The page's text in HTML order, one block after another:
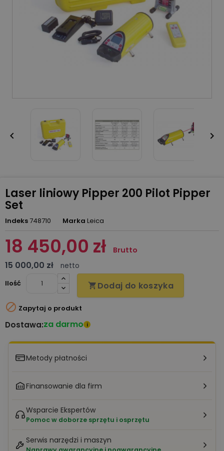
 
Laser liniowy Pipper 200 Pilot Pipper
Set
Indeks 748710 Marka Leica
18 450,00 zł Brutto
15 000,00 zł
netto
Ilość
 Dodaj do koszyka
 Zapytaj o produkt
Dostawa:za darmo i
Metody płatności
Finansowanie dla firm
Wsparcie Ekspertów
Pomoc w doborze sprzętu i osprzętu
Serwis narzędzi i maszyn